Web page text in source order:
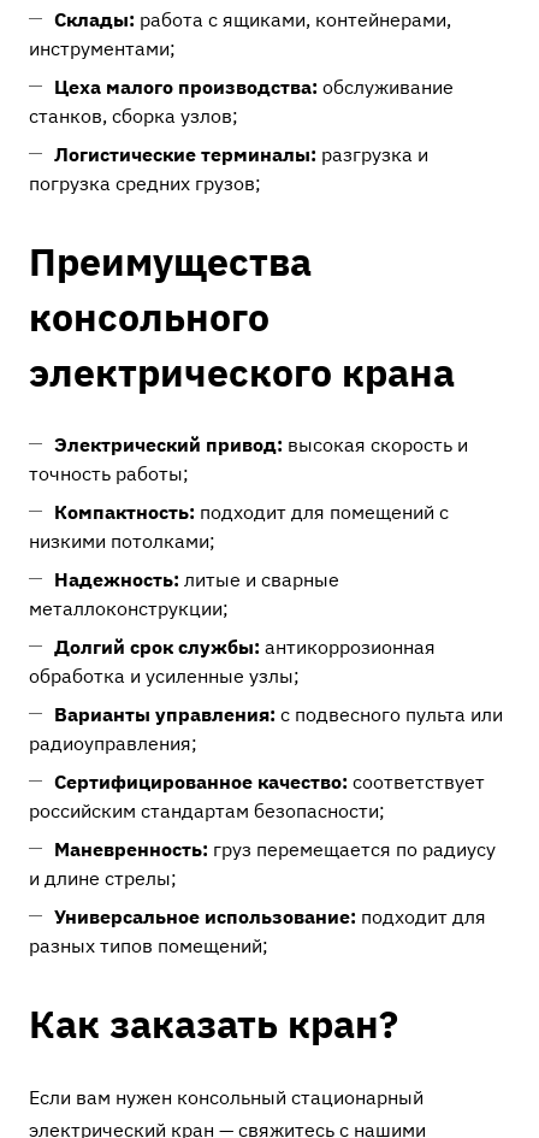
Склады: работа с ящиками, контейнерами,
инструментами;
Цеха малого производства: обслуживание
станков, сборка узлов;
Логистические терминалы: разгрузка и
погрузка средних грузов;
Преимущества
консольного
электрического крана
Электрический привод: высокая скорость и
точность работы;
Компактность: подходит для помещений с
низкими потолками;
Надежность: литые и сварные
металлоконструкции;
Долгий срок службы: антикоррозионная
обработка и усиленные узлы;
Варианты управления: с подвесного пульта или
радиоуправления;
Сертифицированное качество: соответствует
российским стандартам безопасности;
Маневренность: груз перемещается по радиусу
и длине стрелы;
Универсальное использование: подходит для
разных типов помещений;
Как заказать кран?
Если вам нужен консольный стационарный
электрический кран — свяжитесь с нашими